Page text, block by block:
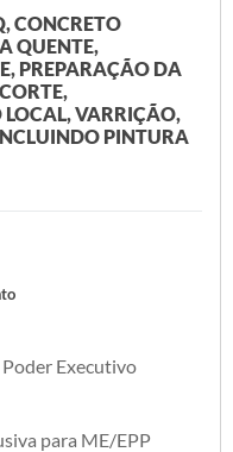
CONCRETO
QUENTE,
PREPARAÇÃO DA
VARRIÇÃO,
PINTURA
Executivo
para ME/EPP